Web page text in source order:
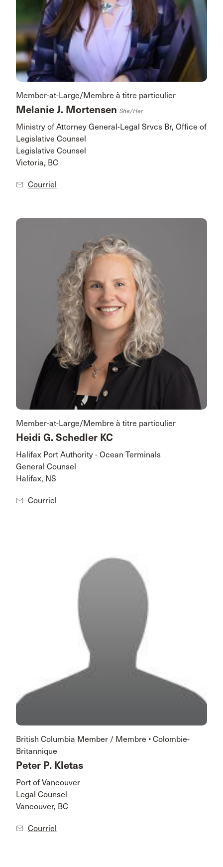
Member-at-Large/Membre à titre particulier
Melanie J. Mortensen She/her
Ministry of Attorney General-Legal Srvcs Br, Office of
Legislative Counsel
Legislative Counsel
Victoria, BC
Courriel
Member-at-Large/Membre à titre particulier
Heidi G. Schedler KC
Halifax Port Authority - Ocean Terminals
General Counsel
Halifax, NS
Courriel
British Columbia Member / Membre • Colombie-
Britannique
Peter P. Kletas
Port of Vancouver
Legal Counsel
Vancouver, BC
Courriel